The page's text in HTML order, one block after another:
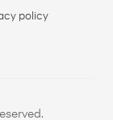
policy